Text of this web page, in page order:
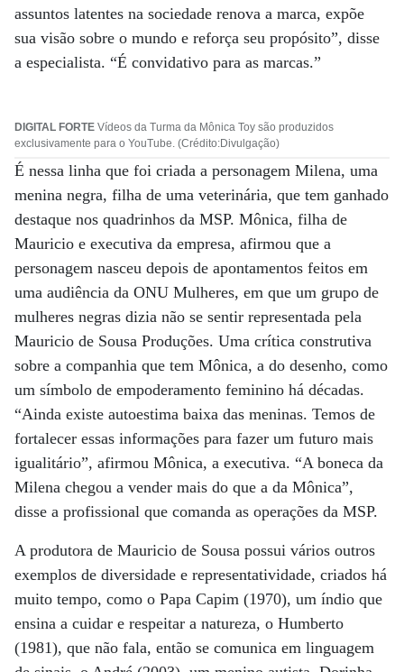
assuntos latentes na sociedade renova a marca, expõe
sua visão sobre o mundo e reforça seu propósito”, disse
a especialista. “É convidativo para as marcas.”
DIGITAL FORTE Vídeos da Turma da Mônica Toy são produzidos
exclusivamente para o YouTube. (Crédito:Divulgação)
É nessa linha que foi criada a personagem Milena, uma
menina negra, filha de uma veterinária, que tem ganhado
destaque nos quadrinhos da MSP. Mônica, filha de
Mauricio e executiva da empresa, afirmou que a
personagem nasceu depois de apontamentos feitos em
uma audiência da ONU Mulheres, em que um grupo de
mulheres negras dizia não se sentir representada pela
Mauricio de Sousa Produções. Uma crítica construtiva
sobre a companhia que tem Mônica, a do desenho, como
um símbolo de empoderamento feminino há décadas.
“Ainda existe autoestima baixa das meninas. Temos de
fortalecer essas informações para fazer um futuro mais
igualitário”, afirmou Mônica, a executiva. “A boneca da
Milena chegou a vender mais do que a da Mônica”,
disse a profissional que comanda as operações da MSP.
A produtora de Mauricio de Sousa possui vários outros
exemplos de diversidade e representatividade, criados há
muito tempo, como o Papa Capim (1970), um índio que
ensina a cuidar e respeitar a natureza, o Humberto
(1981), que não fala, então se comunica em linguagem